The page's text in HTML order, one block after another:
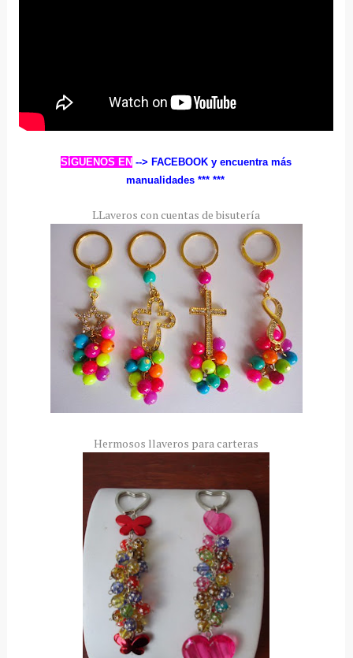
SÍGUENOS EN --> FACEBOOKy encuentra más
manualidades ******
LLaveros con cuentas de bisutería
Hermosos llaveros para carteras